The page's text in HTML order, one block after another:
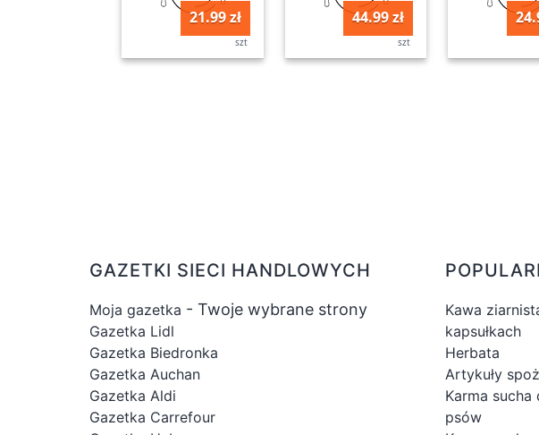
21.99 zł
szt
44.99 zł
szt
GAZETKI SIECI HANDLOWYCH
Moja gazetka - Twoje wybrane strony
Gazetka Lidl
Gazetka Biedronka
Gazetka Auchan
Gazetka Aldi
Gazetka Carrefour
Kawa
kapsułkach
Herbata
Artykuły
Karma sucha
psów